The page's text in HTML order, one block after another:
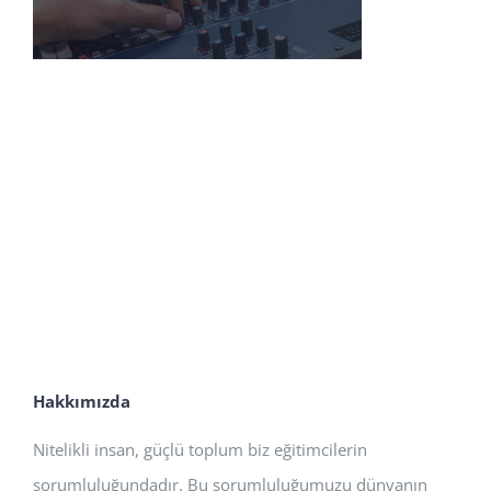
Hakkımızda
Nitelikli insan, güçlü toplum biz eğitimcilerin
sorumluluğundadır. Bu sorumluluğumuzu dünyanın